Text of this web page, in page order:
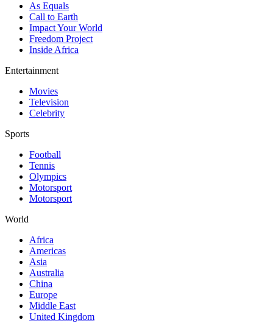
As Equals
Call to Earth
Impact Your World
Freedom Project
Inside Africa
Entertainment
Movies
Television
Celebrity
Sports
Football
Tennis
Olympics
Motorsport
Motorsport
World
Africa
Americas
Asia
Australia
China
Europe
Middle East
United Kingdom